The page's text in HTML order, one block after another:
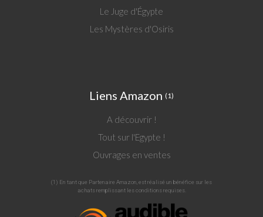
Le Juge d'Égypte
Les Mystères d'Osiris
Liens Amazon (1)
A découvrir !
Tout sur l'Egypte !
Ouvrages en ventes
(1) En tant que Partenaire Amazon, est réalisé un bénéfice sur les
achats remplissant les conditions requises.